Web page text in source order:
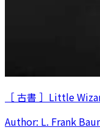
［ 古書 ］Little
Author: L. Frank